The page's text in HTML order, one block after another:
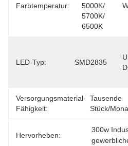
Farbtemperatur:
5000K/
5700K/
6500K
LED-Typ: SMD2835
Versorgungsmaterial-
Fähigkeit:
Tausende
Stück/
Hervorheben:
300w